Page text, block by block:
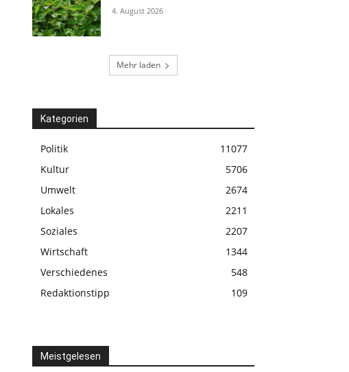
4. August 2026
Mehr laden
Kategorien
Politik
11077
Kultur
5706
Umwelt
2674
Lokales
2211
Soziales
2207
Wirtschaft
1344
Verschiedenes
548
Redaktionstipp
109
Meistgelesen